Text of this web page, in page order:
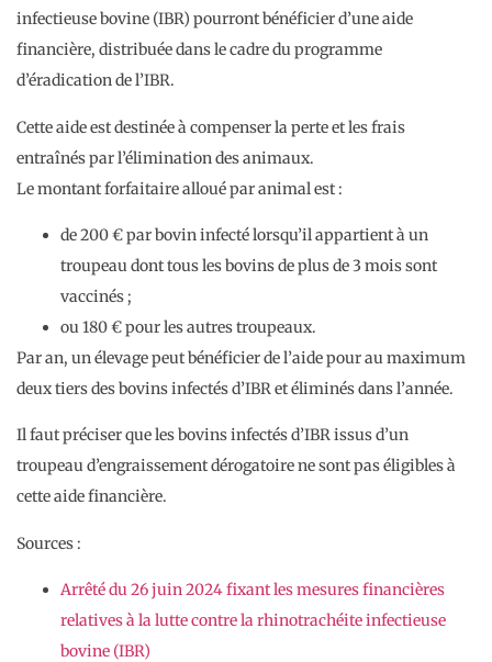
infectieuse bovine (IBR) pourront bénéficier d’une aide
financière, distribuée dans le cadre du programme
d’éradication de l’IBR.
Cette aide est destinée à compenser la perte et les frais
entraînés par l’élimination des animaux.
Le montant forfaitaire alloué par animal est :
de 200 € par bovin infecté lorsqu’il appartient à un
troupeau dont tous les bovins de plus de 3 mois sont
vaccinés ;
ou 180 € pour les autres troupeaux.
Par an, un élevage peut bénéficier de l’aide pour au maximum
deux tiers des bovins infectés d’IBR et éliminés dans l’année.
Il faut préciser que les bovins infectés d’IBR issus d’un
troupeau d’engraissement dérogatoire ne sont pas éligibles à
cette aide financière.
Sources :
Arrêté du 26 juin 2024 fixant les mesures financières
relatives à la lutte contre la rhinotrachéite infectieuse
bovine (IBR)